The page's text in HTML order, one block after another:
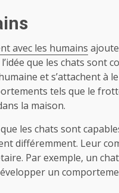
avec les humains
que les chats sont
et s’attachent à
tels que le
la maison.
les chats sont
différemment. Leur
Par exemple, un
un